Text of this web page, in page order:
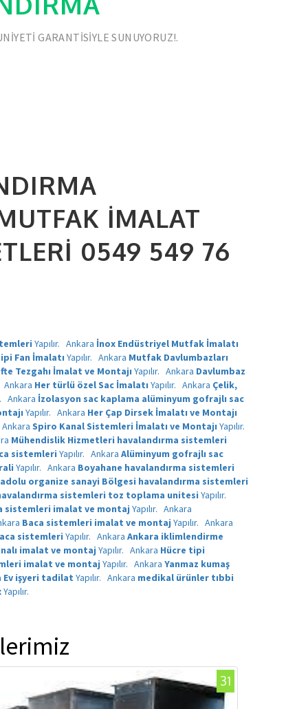
GARANTISIYLE SUNUYORUZ!.
İMALAT
0549 549 76
Yapılır. Ankara İnox Endüstriyel Mutfak İmalatı
Fan İmalatı Yapılır. Ankara Mutfak Davlumbazları
Tezgahı İmalat ve Montajı Yapılır. Ankara Davlumbaz
Ankara Her türlü özel Sac İmalatı Yapılır. Ankara Çelik,
Ankara İzolasyon sac kaplama alüminyum gofrajlı sac
Yapılır. Ankara Her Çap Dirsek İmalatı ve Montajı
Ankara Spiro Kanal Sistemleri İmalatı ve Montajı Yapılır.
Mühendislik Hizmetleri havalandırma sistemleri
sistemleri Yapılır. Ankara Alüminyum gofrajlı sac
Yapılır. Ankara Boyahane havalandırma sistemleri
organize sanayi Bölgesi havalandırma sistemleri
sistemleri toz toplama unitesi Yapılır.
sistemleri imalat ve montaj Yapılır. Ankara
Baca sistemleri imalat ve montaj Yapılır. Ankara
sistemleri Yapılır. Ankara Ankara iklimlendirme
imalat ve montaj Yapılır. Ankara Hücre tipi
imalat ve montaj Yapılır. Ankara Yanmaz kumaş
Ev işyeri tadilat Yapılır. Ankara medikal ürünler tıbbi
Yapılır.
31